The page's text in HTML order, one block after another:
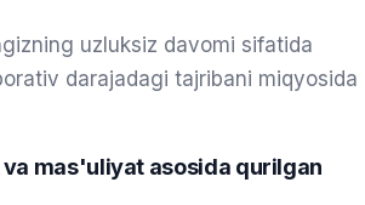
uzluksiz davomi sifatida
darajadagi tajribani miqyosida
mas'uliyat asosida qurilgan